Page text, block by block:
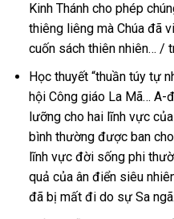
Kinh Thánh cho phép
thiêng liêng mà Chúa đã
cuốn sách thiên nhiên… /
Học thuyết “thuần túy tự
hội Công giáo La Mã… A-
lưỡng cho hai lĩnh vực
bình thường được ban
lĩnh vực đời sống phi
quả của ân điển siêu
đã bị mất đi do sự Sa